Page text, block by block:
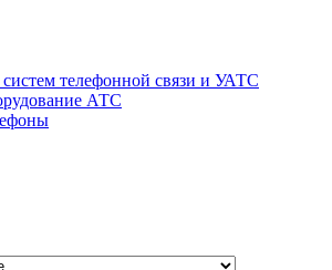
телефонной связи и УАТС
АТС